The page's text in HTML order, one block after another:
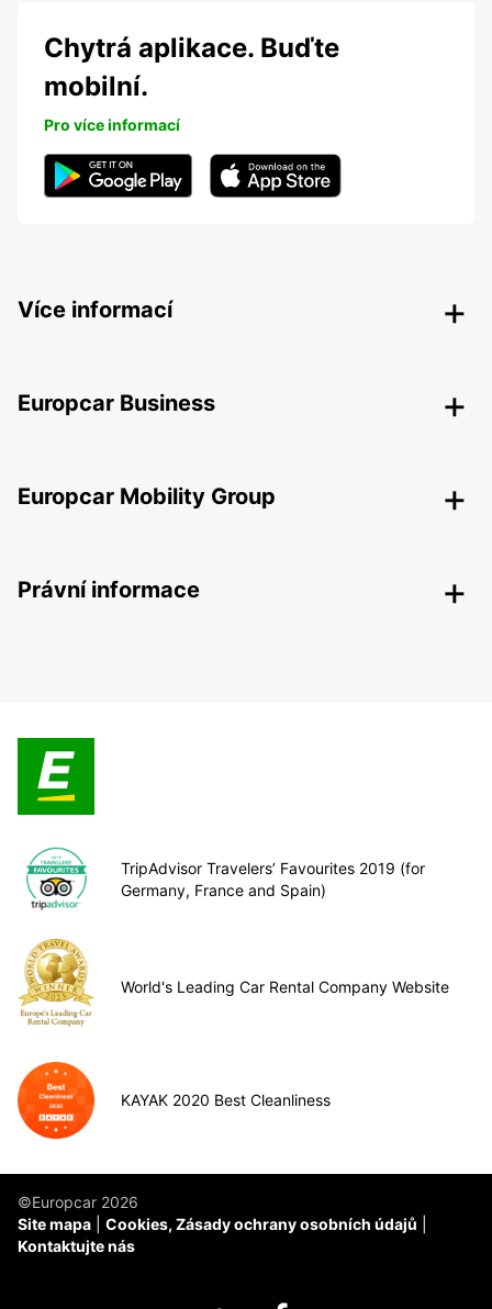
Chytrá aplikace. Buďte
mobilní.
Pro více informací
Více informací
Europcar Business
Europcar Mobility Group
Právní informace
TripAdvisor Travelers’ Favourites 2019 (for
Germany, France and Spain)
World's Leading Car Rental Company Website
KAYAK 2020 Best Cleanliness
©Europcar 2026
Site mapa
Cookies, Zásady ochrany osobních údajů
Kontaktujte nás